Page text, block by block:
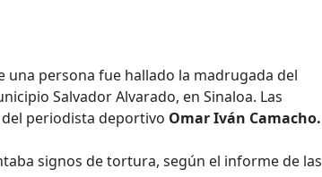
una persona fue hallado la madrugada del
Salvador Alvarado, en Sinaloa. Las
periodista deportivo Omar Iván Camacho.
signos de tortura, según el informe de las